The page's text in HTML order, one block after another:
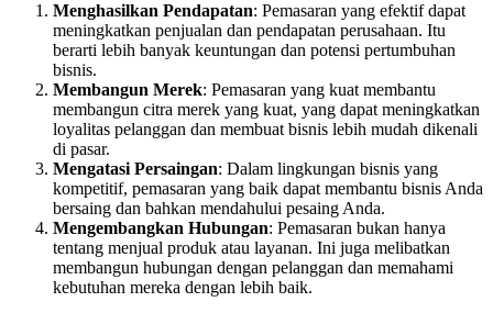
Menghasilkan Pendapatan: Pemasaran yang efektif dapat
meningkatkan penjualan dan pendapatan perusahaan. Itu
berarti lebih banyak keuntungan dan potensi pertumbuhan
bisnis.
Membangun Merek: Pemasaran yang kuat membantu
membangun citra merek yang kuat, yang dapat meningkatkan
loyalitas pelanggan dan membuat bisnis lebih mudah dikenali
di pasar.
Mengatasi Persaingan: Dalam lingkungan bisnis yang
kompetitif, pemasaran yang baik dapat membantu bisnis Anda
bersaing dan bahkan mendahului pesaing Anda.
Mengembangkan Hubungan: Pemasaran bukan hanya
tentang menjual produk atau layanan. Ini juga melibatkan
membangun hubungan dengan pelanggan dan memahami
kebutuhan mereka dengan lebih baik.